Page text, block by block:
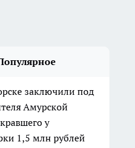
заключили под
Амурской
у
1,5 млн рублей